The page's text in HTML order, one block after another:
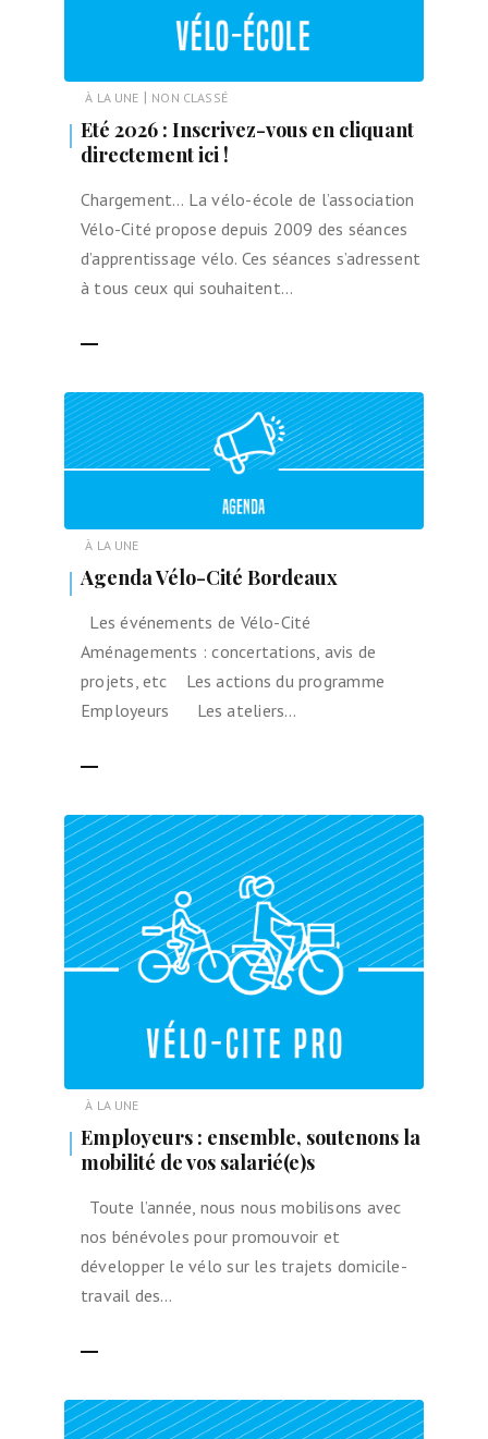
À LA UNE | NON CLASSÉ
Eté 2026 : Inscrivez-vous en cliquant
directement ici !
Chargement… La vélo-école de l’association
Vélo-Cité propose depuis 2009 des séances
d’apprentissage vélo. Ces séances s’adressent
à tous ceux qui souhaitent…
À LA UNE
Agenda Vélo-Cité Bordeaux
Les événements de Vélo-Cité
Aménagements : concertations, avis de
projets, etc Les actions du programme
Employeurs Les ateliers…
À LA UNE
Employeurs : ensemble, soutenons la
mobilité de vos salarié(e)s
Toute l’année, nous nous mobilisons avec
nos bénévoles pour promouvoir et
développer le vélo sur les trajets domicile-
travail des…